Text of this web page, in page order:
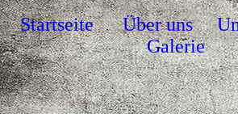
Startseite Über uns
Galerie